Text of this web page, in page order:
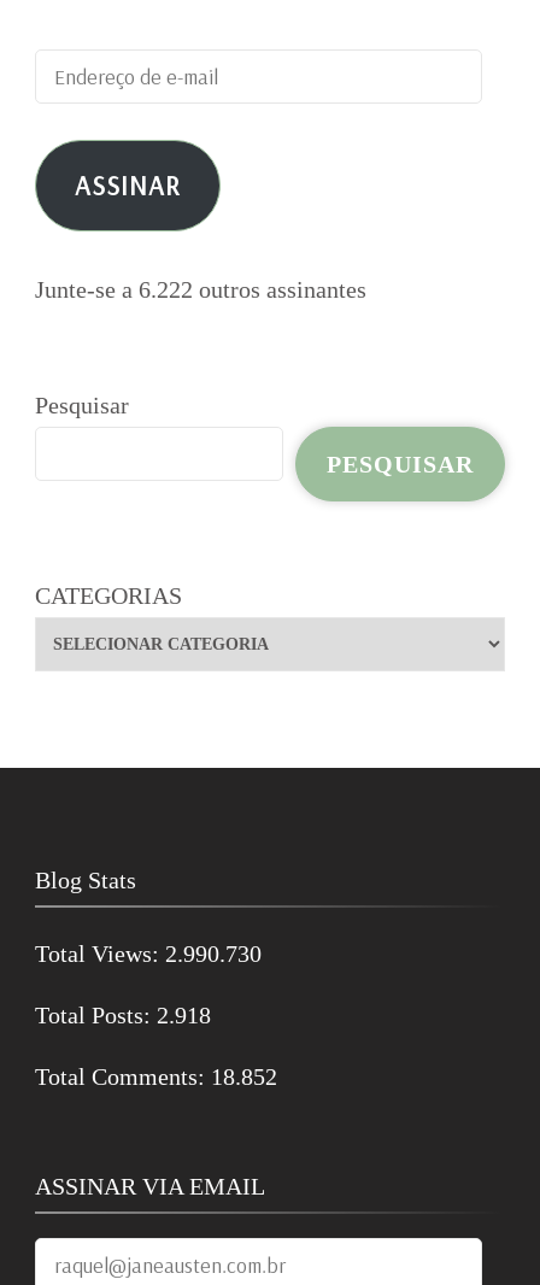
Endereço
de
e-
mail ASSINAR
Junte-se a 6.222 outros assinantes
Pesquisar
PESQUISAR
CATEGORIAS
Blog Stats
Total Views: 2.990.730
Total Posts: 2.918
Total Comments: 18.852
ASSINAR VIA EMAIL
raquel@janeausten.com.br